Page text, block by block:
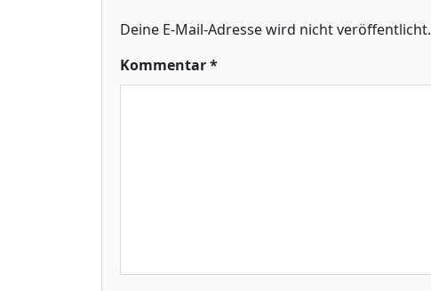
Deine E-Mail-Adresse wird nicht veröffentlicht.
Kommentar*